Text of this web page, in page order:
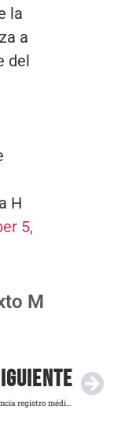
la
a
del
H
5,
M
Sheinbaum anuncia registro médico único para todos los mexicanos en 2026